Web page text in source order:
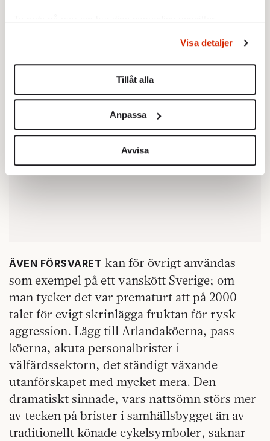
Du kan ändra eller dra tillbaka ditt samtycke när som
helst från cookie-förklaringen.
Vi använder enhetsidentifierare för att anpassa innehållet
för sociala medier och analysera vår trafik. Vi
vidarebefordrar även sådana identifierare och annan
information från din enhet till de sociala medier och
annons- och analysföretag som vi samarbetar med.
Dessa kan i sin tur kombinera informationen med annan
Visa detaljer
Tillåt alla
Anpassa
Avvisa
ÄVEN FÖRSVARET kan för övrigt användas
som exempel på ett vanskött Sverige; om
man tycker det var prematurt att på 2000-
talet för evigt skrinlägga fruktan för rysk
aggression. Lägg till Arlandaköerna, pass­
köerna, akuta personalbrister i
välfärdssektorn, det ständigt växande
utanförskapet med mycket mera. Den
dramatiskt sinnade, vars nattsömn störs mer
av tecken på brister i samhällsbygget än av
traditionellt könade cykelsymboler, saknar